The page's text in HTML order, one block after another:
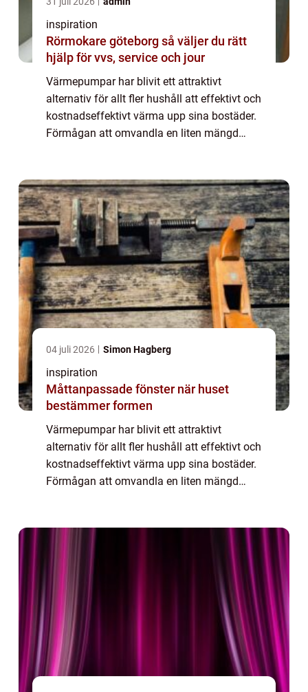
inspiration
Rörmokare göteborg så väljer du rätt
hjälp för vvs, service och jour
Värmepumpar har blivit ett attraktivt
alternativ för allt fler hushåll att effektivt och
kostnadseffektivt värma upp sina bostäder.
Förmågan att omvandla en liten mängd
04 juli 2026 Simon Hagberg
inspiration
Måttanpassade fönster när huset
bestämmer formen
Värmepumpar har blivit ett attraktivt
alternativ för allt fler hushåll att effektivt och
kostnadseffektivt värma upp sina bostäder.
Förmågan att omvandla en liten mängd